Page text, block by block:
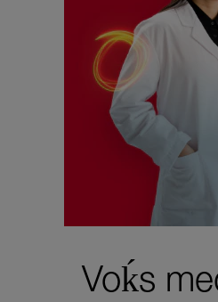
Voḱs